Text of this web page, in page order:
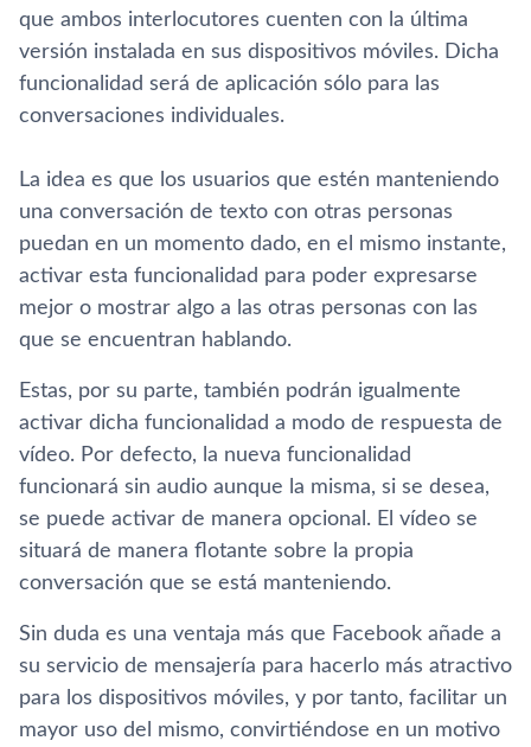
que ambos interlocutores cuenten con la última
versión instalada en sus dispositivos móviles. Dicha
funcionalidad será de aplicación sólo para las
conversaciones individuales.
La idea es que los usuarios que estén manteniendo
una conversación de texto con otras personas
puedan en un momento dado, en el mismo instante,
activar esta funcionalidad para poder expresarse
mejor o mostrar algo a las otras personas con las
que se encuentran hablando.
Estas, por su parte, también podrán igualmente
activar dicha funcionalidad a modo de respuesta de
ví­deo. Por defecto, la nueva funcionalidad
funcionará sin audio aunque la misma, si se desea,
se puede activar de manera opcional. El ví­deo se
situará de manera flotante sobre la propia
conversación que se está manteniendo.
Sin duda es una ventaja más que Facebook añade a
su servicio de mensajerí­a para hacerlo más atractivo
para los dispositivos móviles, y por tanto, facilitar un
mayor uso del mismo, convirtiéndose en un motivo